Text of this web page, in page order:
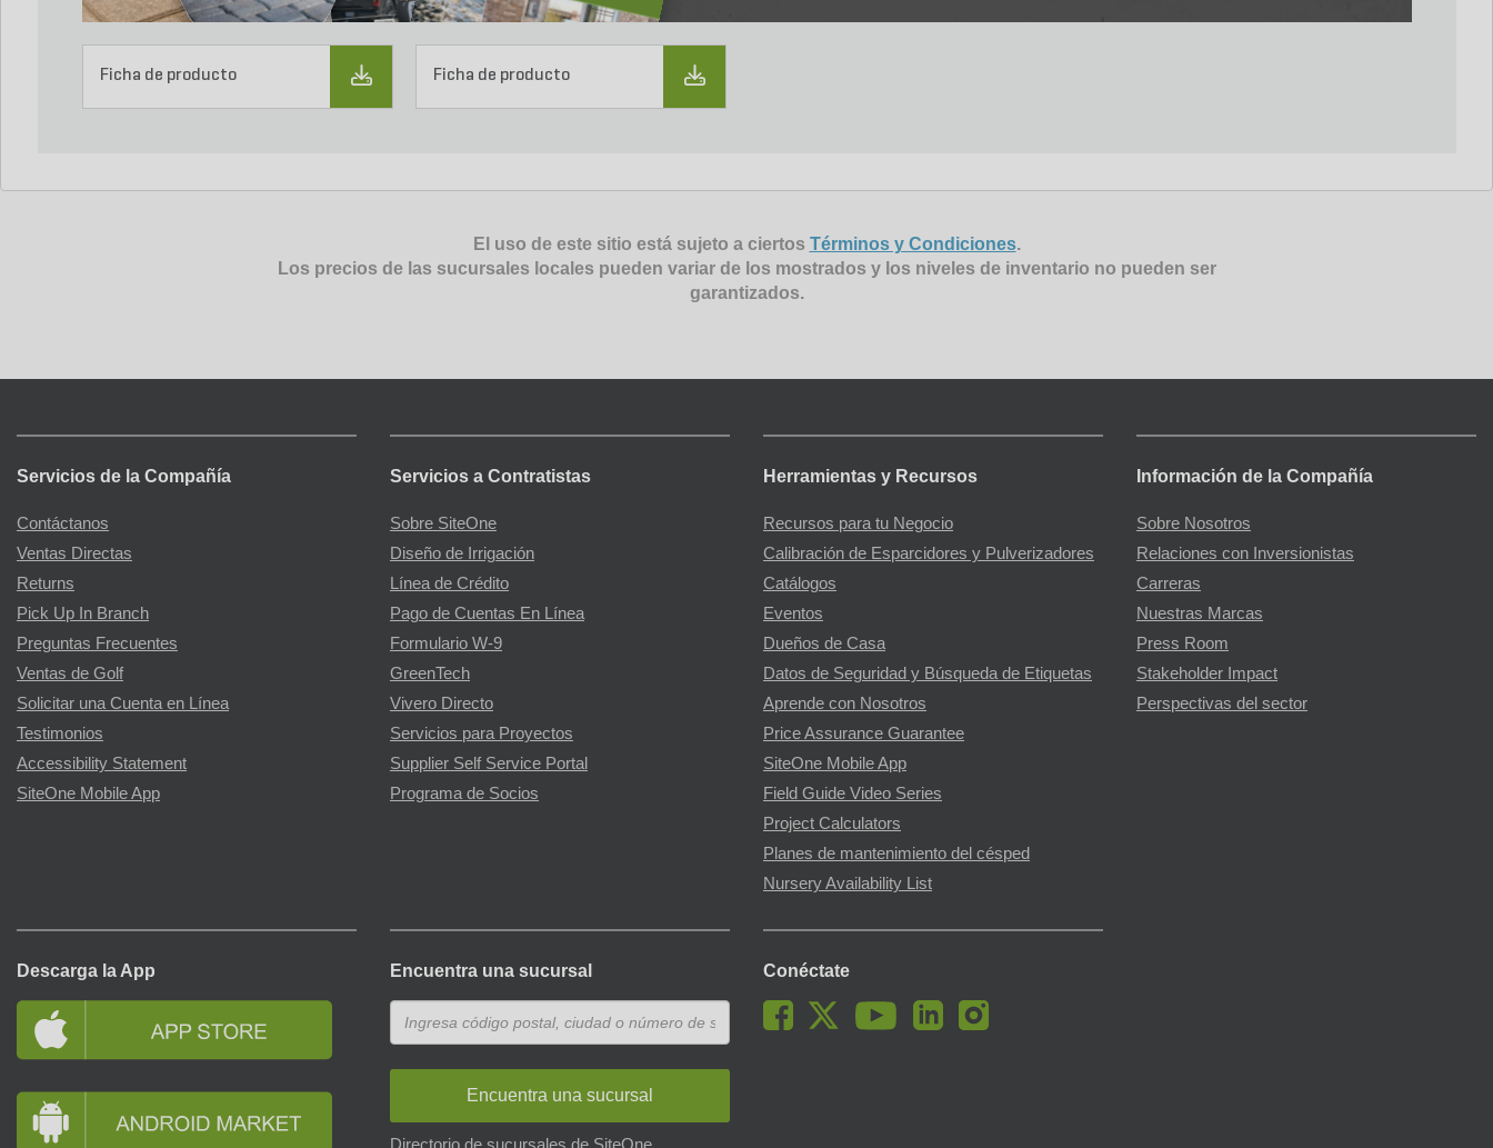
Ficha de producto Ficha de producto
El uso de este sitio está sujeto a ciertos Términos y Condiciones.
Los precios de las sucursales locales pueden variar de los mostrados y los niveles de inventario no pueden ser
garantizados.
Servicios de la Compañía
Contáctanos
Ventas Directas
Returns
Pick Up In Branch
Preguntas Frecuentes
Ventas de Golf
Solicitar una Cuenta en Línea
Testimonios
Accessibility Statement
SiteOne Mobile App
Servicios a Contratistas
Sobre SiteOne
Diseño de Irrigación
Línea de Crédito
Pago de Cuentas En Línea
Formulario W-9
GreenTech
Vivero Directo
Servicios para Proyectos
Supplier Self Service Portal
Programa de Socios
Herramientas y Recursos
Recursos para tu Negocio
Calibración de Esparcidores y Pulverizadores
Catálogos
Eventos
Dueños de Casa
Datos de Seguridad y Búsqueda de Etiquetas
Aprende con Nosotros
Price Assurance Guarantee
SiteOne Mobile App
Field Guide Video Series
Project Calculators
Planes de mantenimiento del césped
Nursery Availability List
Información de la Compañía
Sobre Nosotros
Relaciones con Inversionistas
Carreras
Nuestras Marcas
Press Room
Stakeholder Impact
Perspectivas del sector
Descarga la App Encuentra una sucursal
Encuentra una sucursal
Directorio de sucursales de SiteOne
Conéctate